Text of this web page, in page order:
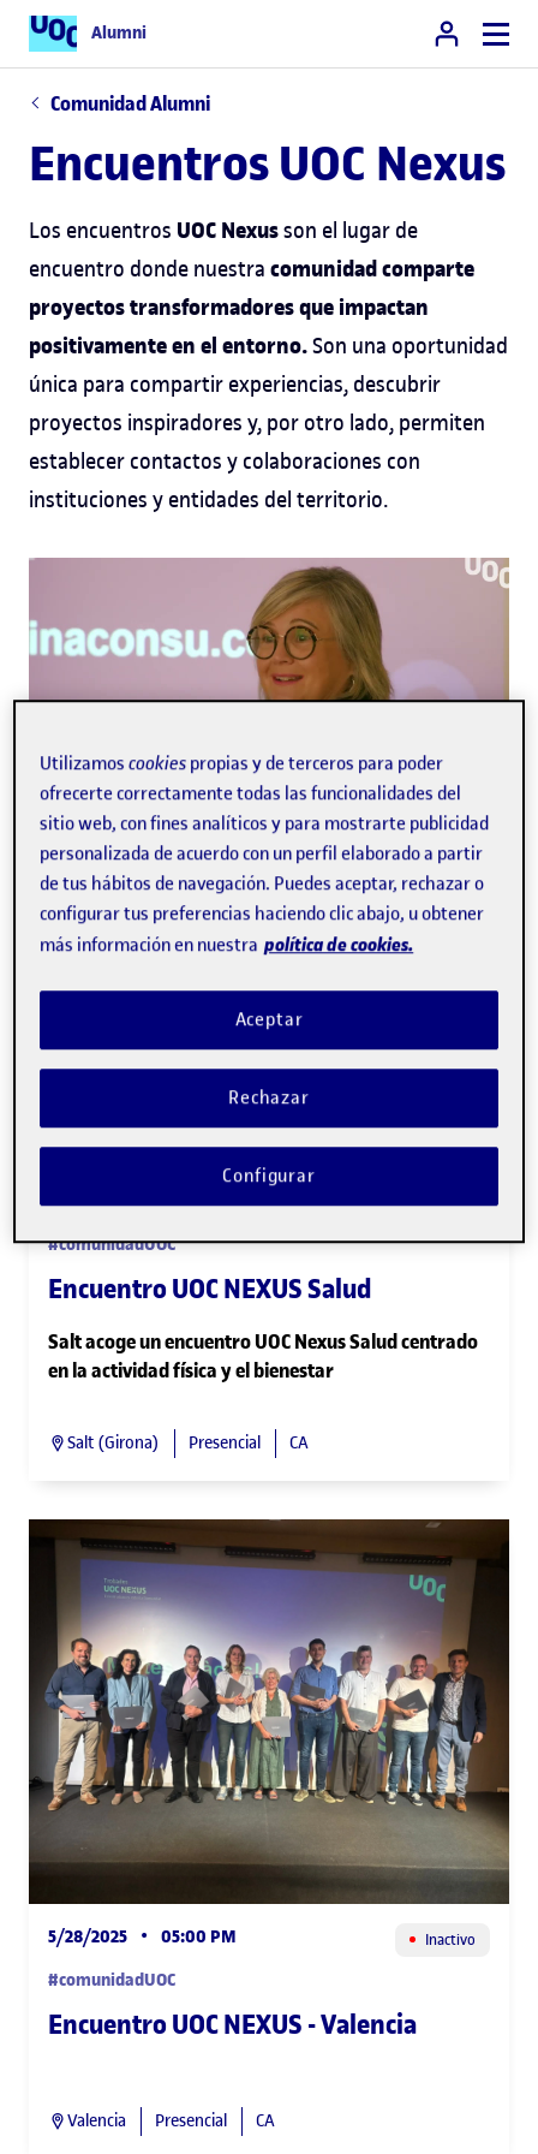
Alumni
Comunidad Alumni
Encuentros UOC Nexus
Los encuentros UOC Nexusson el lugar de
encuentro donde nuestra comunidad comparte
proyectos transformadoresque impactan
positivamente en el entorno.Son una oportunidad
única para compartir experiencias, descubrir
proyectos inspiradores y, por otro lado, permiten
establecer contactos y colaboraciones con
instituciones y entidades del territorio.
Reproduce
UOC NEXUS
4/21/2026 • 05:00 PM Inactivo
#comunidadUOC
Encuentro UOC NEXUS Salud
Salt acoge un encuentro UOC Nexus Salud centrado
en la actividad física y el bienestar
Salt (Girona) Presencial CA
UOC NEXUS
5/28/2025 • 05:00 PM Inactivo
#comunidadUOC
Encuentro UOC NEXUS - Valencia
Valencia Presencial CA
Utilizamoscookies propias y de terceros para poder
ofrecerte correctamente todas las funcionalidades del
sitio web, con fines analíticos y para mostrarte publicidad
personalizada de acuerdo con un perfil elaborado a partir
de tus hábitos de navegación. Puedes aceptar, rechazar o
configurar tus preferencias haciendo clic abajo, u obtener
más información en nuestra política de cookies.
Rechazar
Aceptar
Configurar